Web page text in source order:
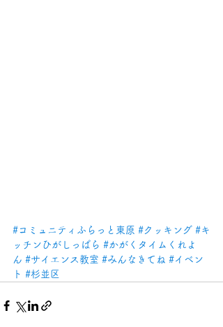
#コミュニティふらっと東原 #クッキング #キ
ッチンひがしっぱら #かがくタイムくれよ
ん #サイエンス教室 #みんなきてね #イベン
ト #杉並区